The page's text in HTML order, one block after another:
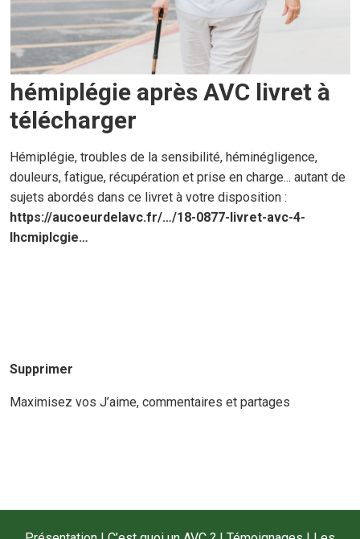
hémiplégie après AVC livret à
télécharger
Hémiplégie, troubles de la sensibilité, héminégligence,
douleurs, fatigue, récupération et prise en charge... autant de
sujets abordés dans ce livret à votre disposition :
https://aucoeurdelavc.fr/…/18-0877-livret-avc-4-
lhcmiplcgie…
Supprimer
Maximisez vos J’aime, commentaires et partages